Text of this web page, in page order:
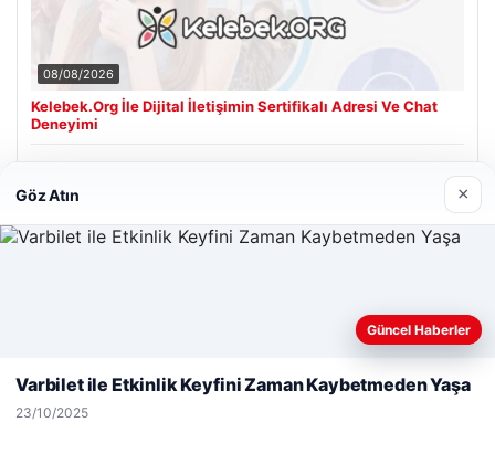
08/08/2026
Kelebek.Org İle Dijital İletişimin Sertifikalı Adresi Ve Chat
Deneyimi
Web sitemizi nasıl kullandığınızı daha iyi anlayabilmek,
deneyiminizi kişiselleştirmek ve geliştirmek amacıyla çerezler
Kabul Et
Göz Atın ×
Güncel Haberler
Varbilet ile Etkinlik Keyfini Zaman Kaybetmeden Yaşa
23/10/2025